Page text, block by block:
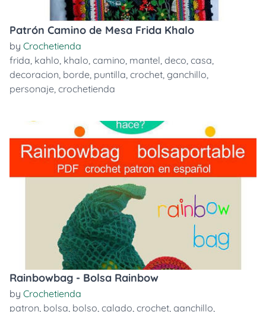
Patrón Camino de Mesa Frida Khalo
by Crochetienda
frida, kahlo, khalo, camino, mantel, deco, casa,
decoracion, borde, puntilla, crochet, ganchillo,
personaje, crochetienda
Rainbowbag - Bolsa Rainbow
by Crochetienda
patron, bolsa, bolso, calado, crochet, ganchillo,